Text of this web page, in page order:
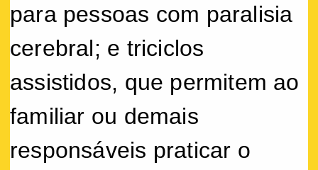
para pessoas com paralisia
cerebral; e triciclos
assistidos, que permitem ao
familiar ou demais
responsáveis praticar o